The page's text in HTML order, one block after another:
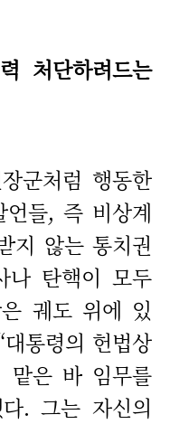
처단하려드는
군처럼 행동한
들, 즉 비상계
지 않는 통치권
나 탄핵이 모두
궤도 위에 있
통령의 헌법상
맡은 바 임무를
. 그는 자신의